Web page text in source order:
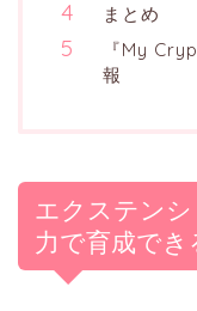
まとめ
『My
報
エクステン
力で育成でき